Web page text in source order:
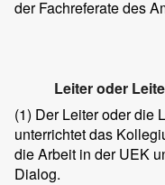
der Fachreferate des
Leiter oder
(1) Der Leiter oder die
unterrichtet das
die Arbeit in der UEK
Dialog.